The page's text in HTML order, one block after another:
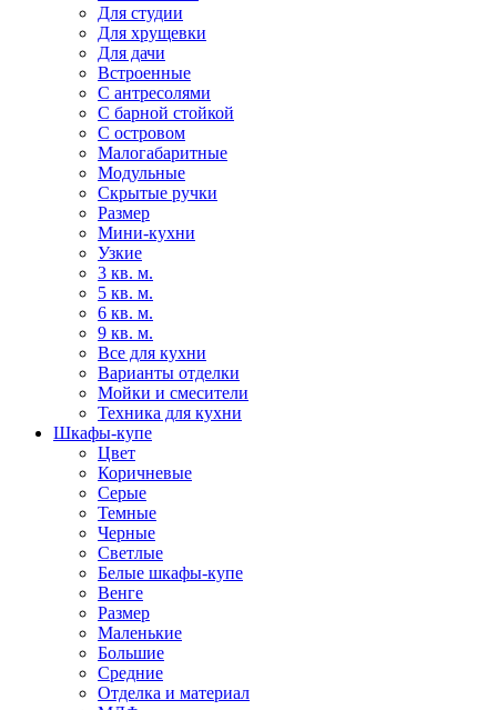
Для студии
Для хрущевки
Для дачи
Встроенные
С антресолями
С барной стойкой
С островом
Малогабаритные
Модульные
Скрытые ручки
Размер
Мини-кухни
Узкие
3 кв. м.
5 кв. м.
6 кв. м.
9 кв. м.
Все для кухни
Варианты отделки
Мойки и смесители
Техника для кухни
Шкафы-купе
Цвет
Коричневые
Серые
Темные
Черные
Светлые
Белые шкафы-купе
Венге
Размер
Маленькие
Большие
Средние
Отделка и материал